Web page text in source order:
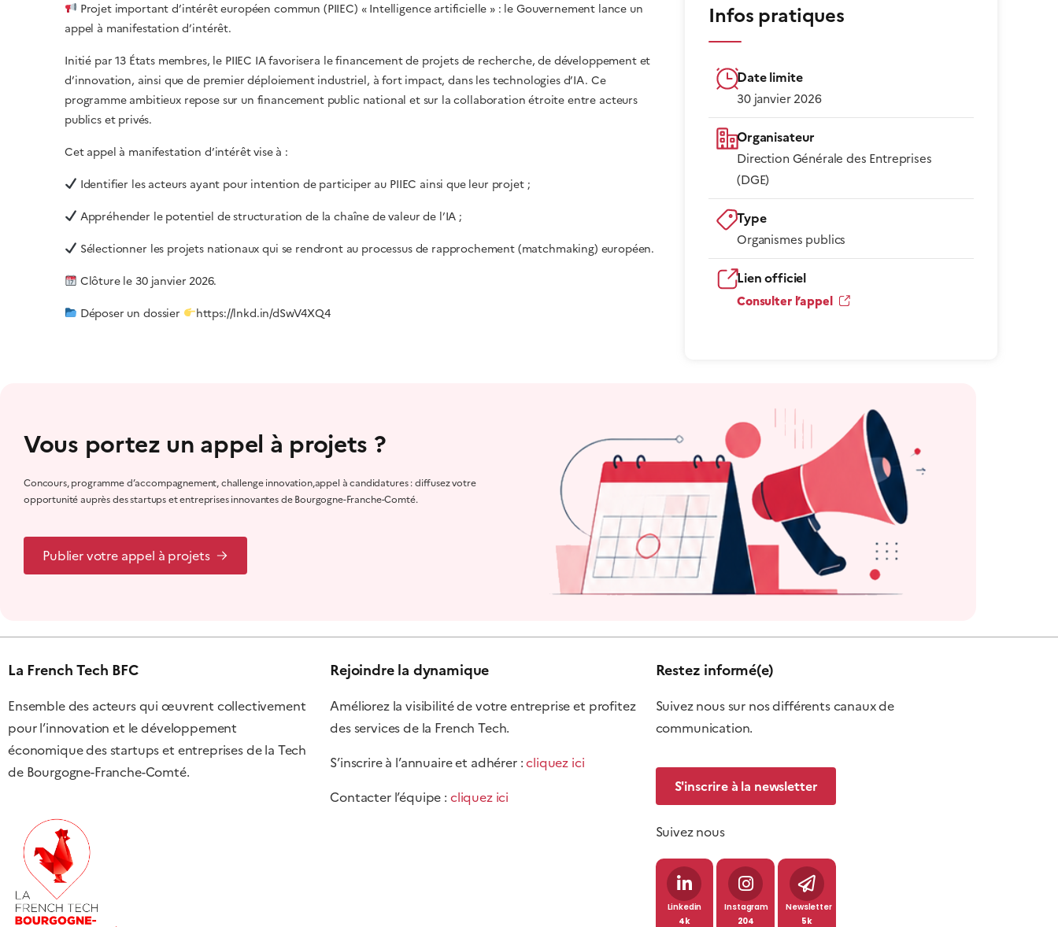
Projet important d’intérêt européen commun (PIIEC) « Intelligence artificielle » : leGouvernement lance un
appel à manifestation d’intérêt.
Initié par 13 États membres, le PIIEC IA favorisera le financement de projets de recherche, de développement et
d’innovation, ainsi que de premier déploiement industriel, à fort impact, dans les technologies d’IA. Ce
programme ambitieux repose sur un financement public national et sur la collaboration étroite entre acteurs
publics et privés.
Cet appel à manifestation d’intérêt vise à :
Identifier les acteurs ayant pour intention de participer au PIIEC ainsi que leur projet ;
Appréhender le potentiel de structuration de la chaîne de valeur de l’IA ;
Sélectionner les projets nationaux qui se rendront au processus de rapprochement (matchmaking) européen.
Clôture le 30 janvier 2026.
Déposer un dossier
https://lnkd.in/dSwV4XQ4
Infos pratiques
Date limite
30 janvier 2026
Organisateur
Direction Générale des Entreprises
(DGE)
Type
Organismes publics
Lien officiel
Consulter l’appel
Vous portez un appel à projets ?
Concours, programme d’accompagnement, challenge innovation,appel à candidatures : diffusez votre
opportunité auprès des startups et entreprises innovantes de Bourgogne-Franche-Comté.
Publier votre appel à projets
La French Tech BFC
Ensemble des acteurs qui œuvrent collectivement
pour l’innovation et le développement
économique des startups et entreprises de la Tech
de Bourgogne-Franche-Comté.
Rejoindre la dynamique
Améliorez la visibilité de votre entreprise et profitez
des services de la French Tech.
S’inscrire à l’annuaire et adhérer :cliquez ici
Contacter l’équipe : cliquez ici
Restez informé(e)
Suivez nous sur nos différents canaux de
communication.
S'inscrire à la newsletter
Suivez nous
Linkedin
4k
Instagram
204
Newsletter
5k